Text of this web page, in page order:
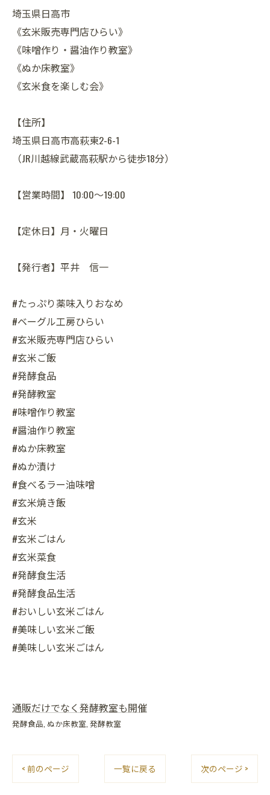
埼玉県日高市
《玄米販売専門店ひらい》
《味噌作り・醤油作り教室》
《ぬか床教室》
《玄米食を楽しむ会》
【住所】
埼玉県日高市高萩東2-6-1
（JR川越線武蔵高萩駅から徒歩18分）
【営業時間】 10:00～19:00
【定休日】月・火曜日
【発行者】平井 信一
#たっぷり薬味入りおなめ
#ベーグル工房ひらい
#玄米販売専門店ひらい
#玄米ご飯
#発酵食品
#発酵教室
#味噌作り教室
#醤油作り教室
#ぬか床教室
#ぬか漬け
#食べるラー油味噌
#玄米焼き飯
#玄米
#玄米ごはん
#玄米菜食
#発酵食生活
#発酵食品生活
#おいしい玄米ごはん
#美味しい玄米ご飯
#美味しい玄米ごはん
通販だけでなく発酵教室も開催
発酵食品 ぬか床教室 発酵教室
< 前のページ 一覧に戻る 次のページ >